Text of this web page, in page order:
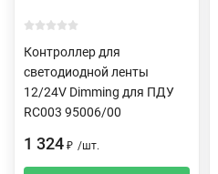
Контроллер для
светодиодной ленты
12/24V Dimming для ПДУ
RC003 95006/00
1 324 ₽ /шт.